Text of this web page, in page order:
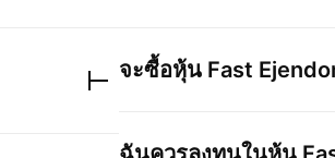
จะซื้อหุ้น Fast